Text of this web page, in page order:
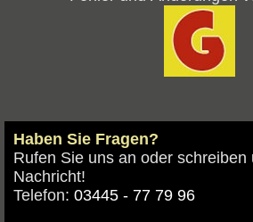
Haben Sie Fragen?
Rufen Sie uns an oder schreiben
Nachricht!
Telefon: 03445 - 77 79 96